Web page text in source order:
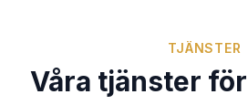
TJÄNSTER
Våra tjänster för